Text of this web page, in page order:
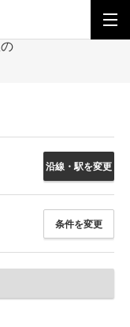
盛
沿線・駅を変更
条件を変更